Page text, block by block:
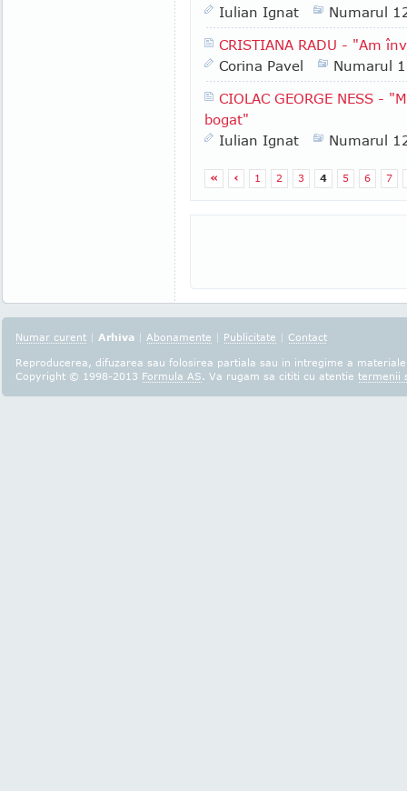
Iulian Ignat
Numarul
CRISTIANA RADU - "Am
Corina Pavel
Numarul
CIOLAC GEORGE NESS -
bogat"
Iulian Ignat
Numarul
« ‹ 1 2 3 4 5 6 7
Numar curent | Arhiva | Abonamente | Publicitate | Contact
Reproducerea, difuzarea sau folosirea partiala sau in intregime a
Copyright © 1998-2013 Formula AS. Va rugam sa cititi cu atentie termenii